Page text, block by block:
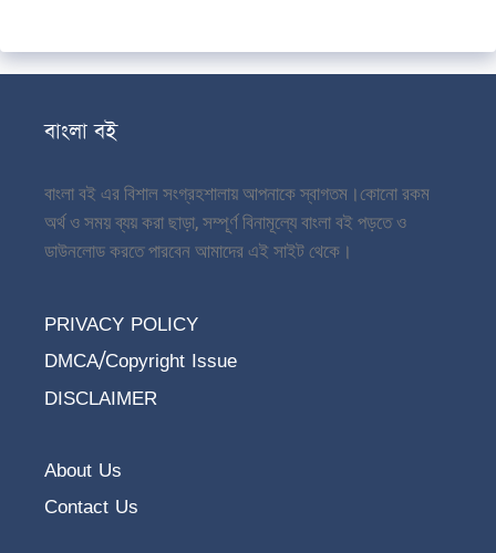
বাংলা বই
বাংলা বই এর বিশাল সংগ্রহশালায় আপনাকে স্বাগতম।কোনো রকম
অর্থ ও সময় ব্যয় করা ছাড়া, সম্পূর্ণ বিনামূল্যে বাংলা বই পড়তে ও
ডাউনলোড করতে পারবেন আমাদের এই সাইট থেকে।
PRIVACY POLICY
DMCA/Copyright Issue
DISCLAIMER
About Us
Contact Us